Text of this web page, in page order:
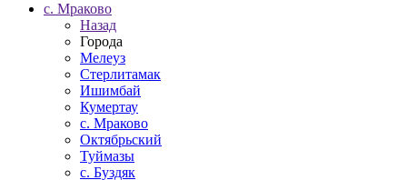
c. Мраково
Назад
Города
Мелеуз
Стерлитамак
Ишимбай
Кумертау
c. Мраково
Октябрьский
Туймазы
c. Буздяк